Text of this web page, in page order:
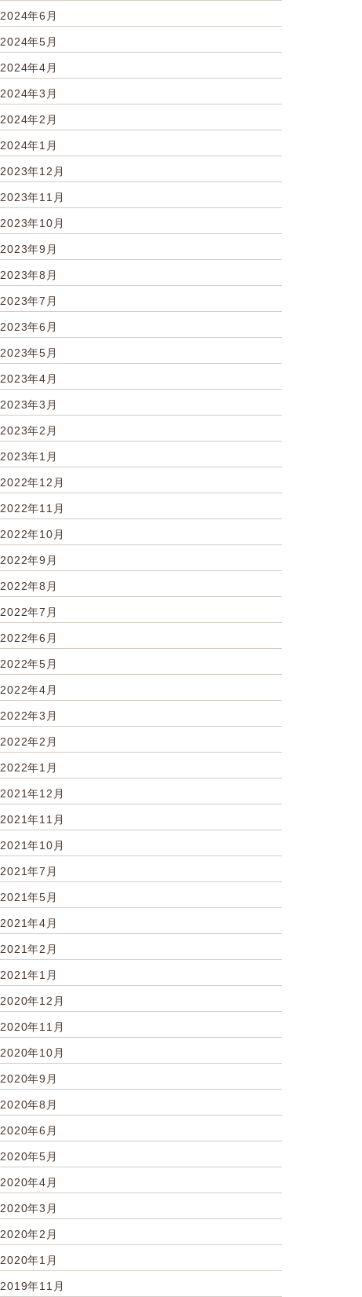
2024年6月
2024年5月
2024年4月
2024年3月
2024年2月
2024年1月
2023年12月
2023年11月
2023年10月
2023年9月
2023年8月
2023年7月
2023年6月
2023年5月
2023年4月
2023年3月
2023年2月
2023年1月
2022年12月
2022年11月
2022年10月
2022年9月
2022年8月
2022年7月
2022年6月
2022年5月
2022年4月
2022年3月
2022年2月
2022年1月
2021年12月
2021年11月
2021年10月
2021年7月
2021年5月
2021年4月
2021年2月
2021年1月
2020年12月
2020年11月
2020年10月
2020年9月
2020年8月
2020年6月
2020年5月
2020年4月
2020年3月
2020年2月
2020年1月
2019年11月